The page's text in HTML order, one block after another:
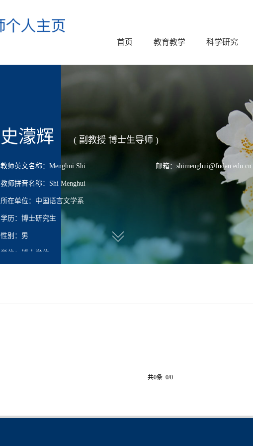
首页 教育教学 科学研究
史濛辉 ( 副教授 博士生导师 )
教师英文名称：Menghui Shi
教师拼音名称：Shi Menghui
所在单位：中国语言文学系
学历：博士研究生
性别：男
学位：博士学位
邮箱：shimenghui@fudan.edu.cn
共0条 0/0